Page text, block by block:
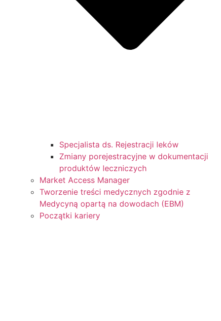
Specjalista ds. Rejestracji leków
Zmiany porejestracyjne w dokumentacji
produktów leczniczych
Market Access Manager
Tworzenie treści medycznych zgodnie z
Medycyną opartą na dowodach (EBM)
Początki kariery